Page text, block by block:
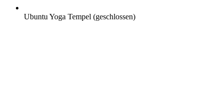
Ubuntu Yoga Tempel (geschlossen)